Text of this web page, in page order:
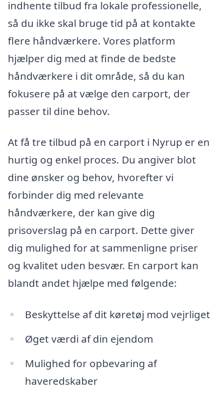
indhente tilbud fra lokale professionelle,
så du ikke skal bruge tid på at kontakte
flere håndværkere. Vores platform
hjælper dig med at finde de bedste
håndværkere i dit område, så du kan
fokusere på at vælge den carport, der
passer til dine behov.
At få tre tilbud på en carport i Nyrup er en
hurtig og enkel proces. Du angiver blot
dine ønsker og behov, hvorefter vi
forbinder dig med relevante
håndværkere, der kan give dig
prisoverslag på en carport. Dette giver
dig mulighed for at sammenligne priser
og kvalitet uden besvær. En carport kan
blandt andet hjælpe med følgende:
Beskyttelse af dit køretøj mod vejrliget
Øget værdi af din ejendom
Mulighed for opbevaring af
haveredskaber